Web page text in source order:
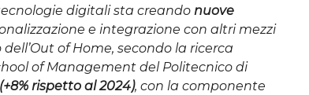
digitali sta creando nuove
e integrazione con altri mezzi
of Home, secondo la ricerca
of Management del Politecnico di
rispetto al 2024), con la componente